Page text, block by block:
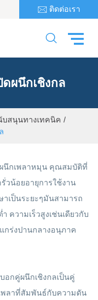
 ติดต่อเรา

ผนึกเชิงกล
บสนุนทางเทคนิค
นึกเพลาหมุน คุณสมบัติที่
วน้อยอายุการใช้งาน
เป็นระยะๆมันสามารถ
วามเร็วสูงเช่นเดียวกับ
ร่งปานกลางอนุภาค
อกคู่ผนึกเชิงกลเป็นคู่
พลาที่สัมพันธ์กับความดัน